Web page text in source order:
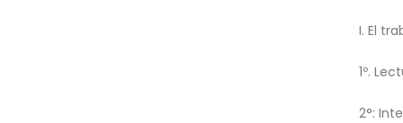
I. El
1º.
2°: